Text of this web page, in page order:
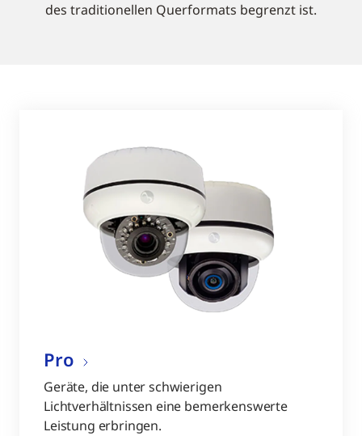
des traditionellen Querformats begrenzt ist.
Pro
Geräte, die unter schwierigen
Lichtverhältnissen eine bemerkenswerte
Leistung erbringen.